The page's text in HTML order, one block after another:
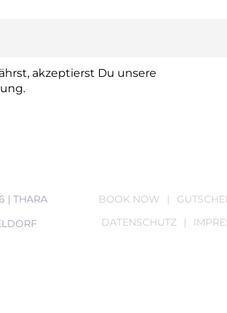
akzeptierst Du unsere
| THARA
BOOK NOW
DATENSCHUTZ